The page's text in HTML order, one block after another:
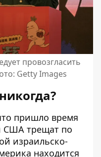
провозгласить
Getty Images
пришло время
США трещат по
израильско-
находится